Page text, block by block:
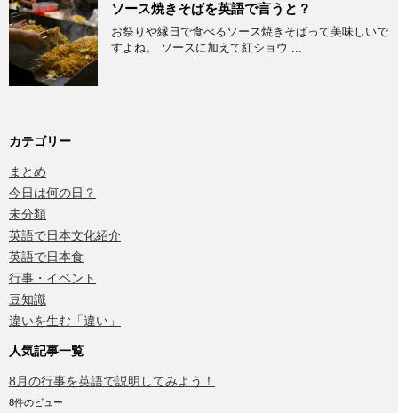
ソース焼きそばを英語で言うと？
お祭りや縁日で食べるソース焼きそばって美味しいで
すよね。 ソースに加えて紅ショウ ...
カテゴリー
まとめ
今日は何の日？
未分類
英語で日本文化紹介
英語で日本食
行事・イベント
豆知識
違いを生む「違い」
人気記事一覧
8月の行事を英語で説明してみよう！
8件のビュー